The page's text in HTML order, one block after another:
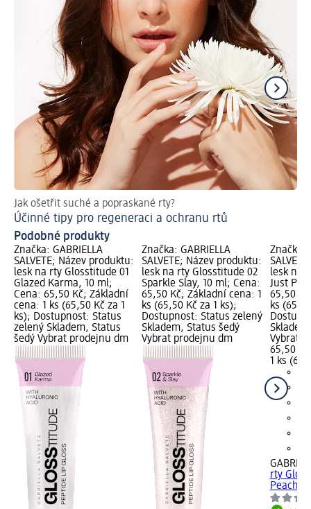
Jak ošetřit suché a popraskané rty?
Účinné tipy pro regeneraci a ochranu rtů
Podobné produkty
Značka: GABRIELLA
SALVETE; Název produktu:
lesk na rty Glosstitude 01
Glazed Karma, 10 ml;
Cena: 65,50 Kč; Základní
cena: 1 ks (65,50 Kč za 1
ks); Dostupnost: Status
zelený Skladem, Status
šedý Vybrat prodejnu dm
Značka: GABRIELLA
SALVETE; Název produktu:
lesk na rty Glosstitude 02
Sparkle Slay, 10 ml; Cena:
65,50 Kč; Základní cena: 1
ks (65,50 Kč za 1 ks);
Dostupnost: Status zelený
Skladem, Status šedý
Vybrat prodejnu dm
Značka:
lesk na
Just
65,50
ks
Vybrat
65,50 Kč
1 ks
rty
Peachy,